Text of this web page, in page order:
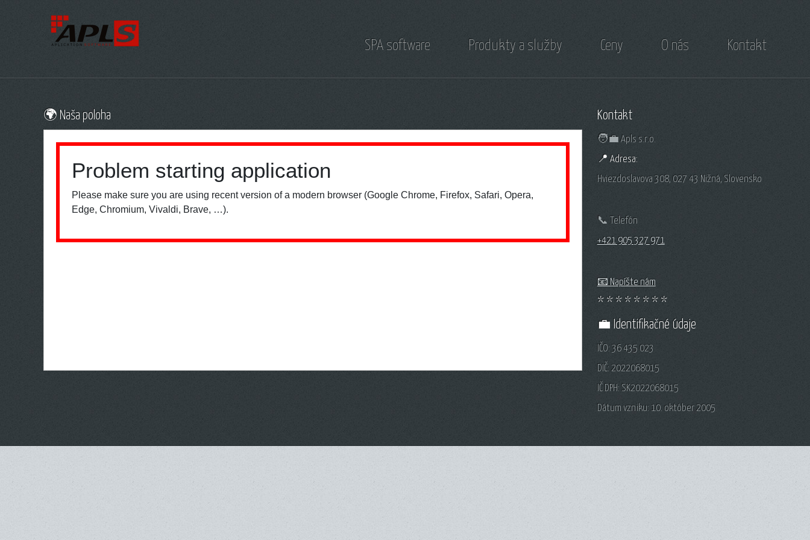
SPA software Produkty a služby Ceny O nás Kontakt
🌍 Naša poloha Kontakt
🧑‍💼 Apls s.r.o.
📍 Adresa:
Hviezdoslavova 308, 027 43 Nižná, Slovensko
📞 Telefón
+421 905 327 971
📧 Napíšte nám
* * * * * * * *
💼 Identifikačné údaje
IČO: 36 435 023
DIČ: 2022068015
IČ DPH: SK2022068015
Dátum vzniku: 10. október 2005